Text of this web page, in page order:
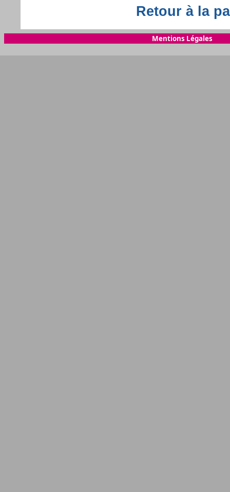
Retour à la
Mentions Légales